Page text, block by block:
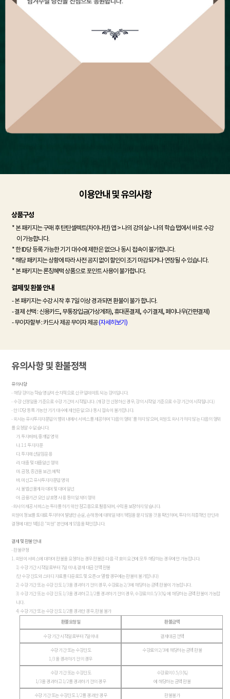
이용안내 및 유의사항
상품구성
* 본 패키지는 구매 후 탄탄셀렉트(차이나탄) 앱 > 나의 강의실> 나의 학습 탭에서 바로 수강
이 가능합니다.
* 한 ID당 등록 가능한 기기 대수에 제한은 없으나 동시 접속이 불가합니다.
* 해당 패키지는 상황에 따라 사전 공지 없이 할인이 조기 마감되거나 연장될 수 있습니다.
* 본 패키지는 론칭혜택 상품으로 포인트 사용이 불가합니다.
결제 및 환불 안내
- 본 패키지는 수강 시작 후 7일 이상 경과되면 환불이 불가 합니다.
- 결제 선택 : 신용카드, 무통장입금(가상계좌), 휴대폰결제, 수기결제, 페이나우(간편결제)
- 무이자할부 : 카드사 제공 무이자 제공(자세히보기)
유의사항 및 환불정책
유의사항
- 해당 강의는 학습 영상이 순차적으로 신규 업데이트 되는 강의입니다.
- 수강 신청일을 기준으로 수강 기간이 시작됩니다. (개강 전 신청하신 경우, 강의 시작일 기준으로 수강 기간이 시작됩니다.)
- 한 ID당 등록 가능한 기기 대수에 제한은 없으나 동시 접속이 불가합니다.
- 회사는 유사투자자문업의 범위 내에서 서비스를 제공하며 ‘다음의 행위’ 를 하지 않으며, 회원도 회사가 하지 않는 다음의 행위
를 요청할 수 없습니다.
가. 투자매매, 중개업 영위
나. 1:1 투자자문
다. 투자재산일임운용
라. 대출 및 대출알선 행위
마. 금정, 증권을 보관, 예탁
바. 미신고 유사투자자문업 영위
사. 불법선물계좌 대여 및 대여 알선
아. 금융기관 오인 상호명 사용 등의 일체의 행위
-회사의 제공 서비스는 투자를 하기 위한 참고용으로 활용되며, 수익을 보장하지 않습니다.
회원이 정보를 토대로 투자하여 발생한 손실, 손해 등에 대해 일체의 책임을 묻지 않을 것을 확인하며, 투자의 최종적인 판단과
결정에 대한 책임은 “회원” 본인에게 있음을 확인합니다.
결제 및 환불 안내
- 환불규정
1. 회원이 서비스에 대하여 환불을 요청하는 경우 환불은 다음 각 호의 요건에 모두 해당하는 경우에만 가능합니다.
1) 수강 기간 시작일로부터 7일 이내, 결제 대금 전액 환불
(단 수강 진도와 스터디 자료를 다운로드 및 오픈 or 열람 경우에는 환불이 불가합니다)
2) 수강 기간 또는 수강 진도 1/3을 경과하기 전의 경우, 수강료는 2/3에 해당하는 금액 환불이 가능합니다.
3) 수강 기간 또는 수강 진도 1/3을 경과하고 1/2를 경과하기 전의 경우, 수강료의 0.5/3(⅙) 에 해당하는 금액 환불이 가능합
니다.
4) 수강 기간 또는 수강 진도 1/2를 경과한 경우, 환불 불가
환불요청일 환불금액
수강 기간 시작일로부터 7일이내 결제대금 전액
수강 기간 또는 수강진도
1/3을 경과하기 전의 경우
수강료의 2/3에 해당하는 금액 환불
수강 기간 또는 수강진도
1/3을 경과하고 1/2를 경과하기 전의 경우
수강료의 0.5/3(⅙)
에 해당하는 금액 환불
수강 기간 또는 수강진도 1/2를 경과한 경우 환불불가